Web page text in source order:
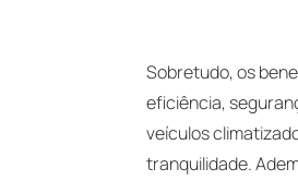
Sobretudo, os
eficiência,
veículos
tranquilidade.